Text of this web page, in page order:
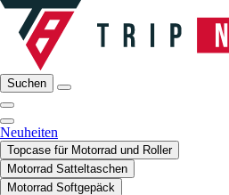
Suchen
Neuheiten
Topcase für Motorrad und Roller
Motorrad Satteltaschen
Motorrad Softgepäck